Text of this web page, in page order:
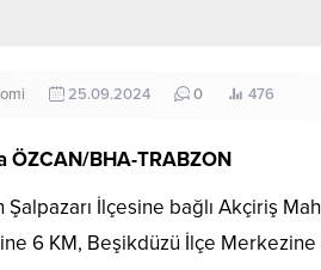
25.09.2024 0 476
ÖZCAN/BHA-TRABZON
Şalpazarı İlçesine bağlı Akçiriş
6 KM, Beşikdüzü İlçe Merkezine